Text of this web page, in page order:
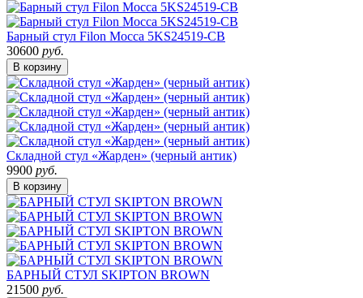
Барный стул Filon Mocca 5KS24519-CB
30600 руб.
В корзину
Складной стул «Жарден» (черный антик)
9900 руб.
В корзину
БАРНЫЙ СТУЛ SKIPTON BROWN
21500 руб.